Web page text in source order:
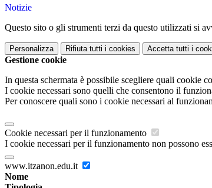
Notizie
Questo sito o gli strumenti terzi da questo utilizzati si
Personalizza Rifiuta tutti i cookies Accetta tutti i
Gestione cookie
In questa schermata è possibile scegliere quali cookie
I cookie necessari sono quelli che consentono il
Per conoscere quali sono i cookie necessari al
Cookie necessari per il funzionamento
I cookie necessari per il funzionamento non possono
www.itzanon.edu.it
Nome